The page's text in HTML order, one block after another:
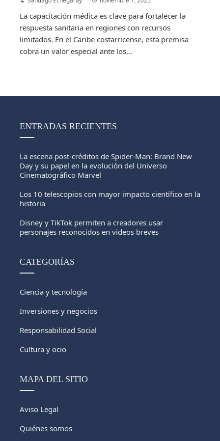
La capacitación médica es clave para fortalecer la
respuesta sanitaria en regiones con recursos
limitados. En el Caribe costarricense, esta premisa
cobra un valor especial ante los...
ENTRADAS RECIENTES
La escena post-créditos de Spider-Man: Brand New
Day y su papel en la evolución del Universo
Cinematográfico Marvel
Los 10 telescopios con mayor impacto científico en la
historia
Disney y TikTok permiten a creadores usar
personajes reconocidos en videos breves
CATEGORÍAS
Ciencia y tecnología
Inversiones y negocios
Responsabilidad Social
Cultura y ocio
MAPA DEL SITIO
Aviso Legal
Quiénes somos